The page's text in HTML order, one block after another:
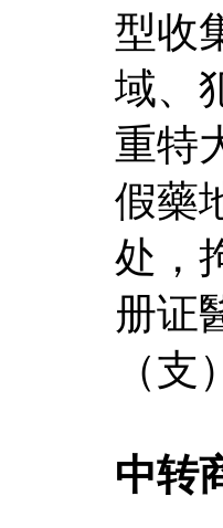
型收
域、
重特
假藥
处，
册证
（
中转